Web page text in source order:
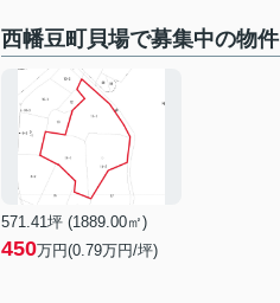
西幡豆町貝場で募集中の物件
571.41坪 (1889.00㎡)
450万円(0.79万円/坪)